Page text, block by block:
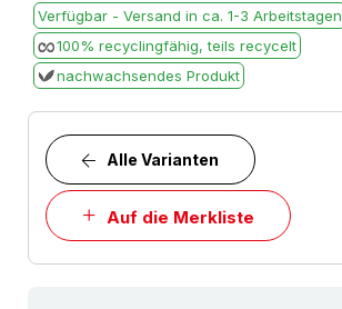
the
images
gallery
Verfügbar - Versand in ca. 1-3 Arbeitstagen
100% recyclingfähig, teils recycelt
nachwachsendes Produkt
Auf die Merkliste
Alle Varianten